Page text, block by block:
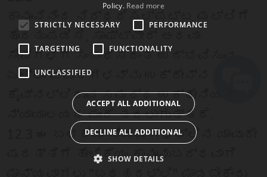
ಕಾನೂನಿನಿಂದ ನಿರ್ಧರಿಸಲ್ಪಟ್ಟ ಮಟ್ಟಿಗೆ
ಹೊರತುಪಡಿಸಿ, ಸಾಫ್ಟ್‌ವೇರ್ ಅಥವಾ
ಸೇವೆಗಳಿಗೆ ಸಂಬಂಧಿಸಿದಂತೆ ಉದ್ಭವಿಸುವ
ಎಲ್ಲಾ ವಿವಾದಗಳನ್ನು ಉಕ್ರೇನ್‌ನ
ಕೈವ್‌ನಲ್ಲಿರುವ ಸಮರ್ಥ ಉಕ್ರೇನಿಯನ್
ನ್ಯಾಯಾಲಯದ ಮುಂದೆ ತರಲಾಗುತ್ತದೆ.
12.3 ಈ ಬಳಕೆಯ ನಿಯಮಗಳಲ್ಲಿನ ಯಾವುದೇ
ಷರತ್ತಿಗೆ ಹೇಳಿಕೆಯು ಕಾನೂನುಬದ್ಧವಾಗಿ
Policy. Read more
STRICTLY NECESSARY
PERFORMANCE
TARGETING FUNCTIONALITY
UNCLASSIFIED
ACCEPT ALL ADDITIONAL
DECLINE ALL ADDITIONAL
SHOW DETAILS